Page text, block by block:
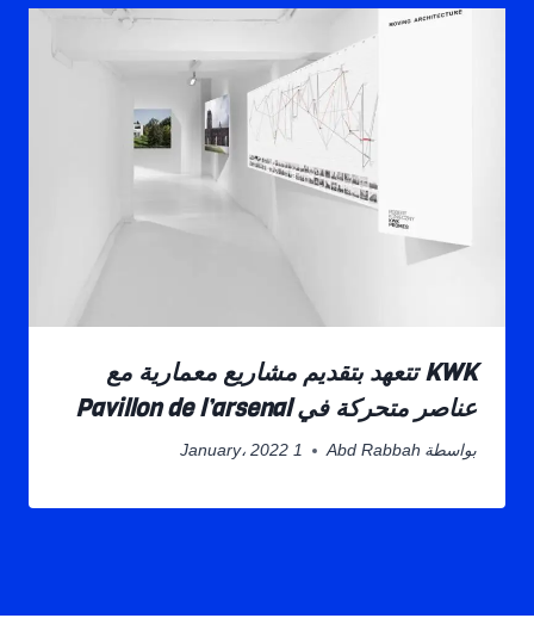
KWK تتعهد بتقديم مشاريع معمارية مع
عناصر متحركة في Pavillon de l’arsenal
بواسطة Abd Rabbah 1 January، 2022